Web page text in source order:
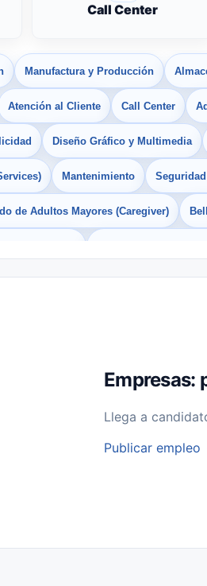
Call Center
Manufactura y Producción
Atención al Cliente Call Center
Diseño Gráfico y Multimedia
Mantenimiento
de Adultos Mayores (Caregiver)
Empleos Bilingües (English/Spanish)
Empresas:
Llega a
Publicar empleo